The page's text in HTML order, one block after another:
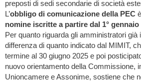
preposti di sedi secondarie di società
L’obbligo di comunicazione della PEC è
nomine iscritte a partire dal 1° gennaio
Per quanto riguarda gli amministratori già
differenza di quanto indicato dal MIMIT,
termine al 30 giugno 2025 e poi
nuovo orientamento della Commissione,
Unioncamere e Assonime, sostiene che